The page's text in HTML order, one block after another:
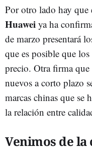
Por otro lado hay que
Huawei ya ha
de marzo presentará
que es posible que
precio. Otra firma que
nuevos a corto plazo
marcas chinas que se
la relación entre
Venimos de